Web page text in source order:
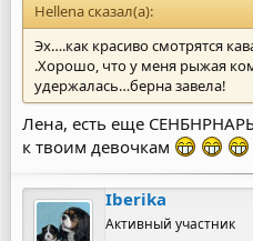
Hellena сказал(а):
Эх….как красиво смотрятся
.Хорошо, что у меня рыжая
удержалась…берна завела!
Лена, есть еще
к твоим девочкам
Iberika
Активный участник